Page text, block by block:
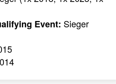
Event: Sieger